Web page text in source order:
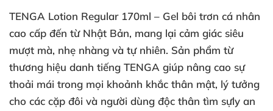
TENGA Lotion Regular 170ml – Gel bôi trơn cá nhân
cao cấp đến từ Nhật Bản, mang lại cảm giác siêu
mượt mà, nhẹ nhàng và tự nhiên. Sản phẩm từ
thương hiệu danh tiếng TENGA giúp nâng cao sự
thoải mái trong mọi khoảnh khắc thân mật, lý tưởng
cho các cặp đôi và người dùng độc thân tìm sựly an